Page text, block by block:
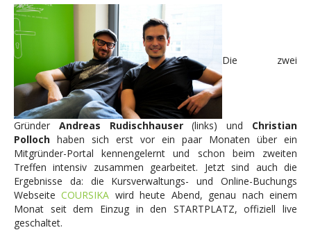
Die zwei
Gründer Andreas Rudischhauser(links) und Christian
Polloch haben sich erst vor ein paar Monaten über ein
Mitgründer-Portal kennengelernt und schon beim zweiten
Treffen intensiv zusammen gearbeitet. Jetzt sind auch die
Ergebnisse da: die Kursverwaltungs- und Online-Buchungs
WebseiteCOURSIKA wird heute Abend, genau nach einem
Monat seit dem Einzug in den STARTPLATZ, offiziell live
geschaltet.